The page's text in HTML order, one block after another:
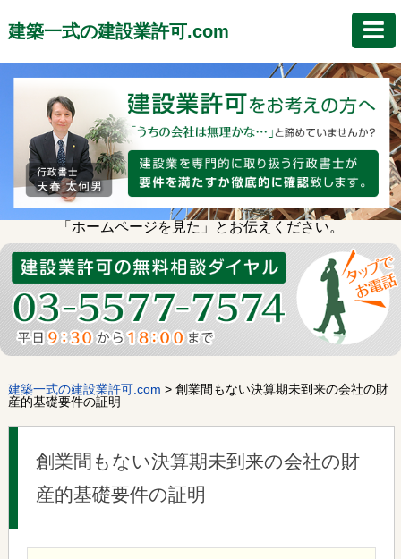
建築一式の建設業許可.com
「ホームページを見た」とお伝えください。
建築一式の建設業許可.com > 創業間もない決算期未到来の会社の財
産的基礎要件の証明
創業間もない決算期未到来の会社の財
産的基礎要件の証明